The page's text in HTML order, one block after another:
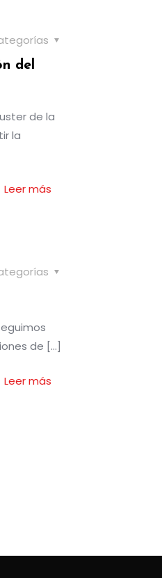
del
de la
la
Leer más
de […]
Leer más